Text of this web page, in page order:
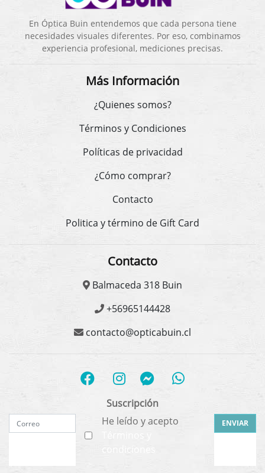
En Óptica Buin entendemos que cada persona tiene
necesidades visuales diferentes. Por eso, combinamos
experiencia profesional, mediciones precisas.
Más Información
¿Quienes somos?
Términos y Condiciones
Políticas de privacidad
¿Cómo comprar?
Contacto
Politica y término de Gift Card
Contacto
Balmaceda 318 Buin
+56965144428
contacto@opticabuin.cl
Suscripción
He leído y acepto
condiciones
ENVIAR